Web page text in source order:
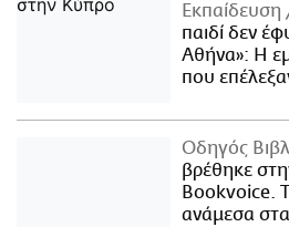
Εκπαίδευση
παιδί δεν
Αθήνα»: Η
που
Οδηγός
βρέθηκε
Bookvoice.
ανάμεσα